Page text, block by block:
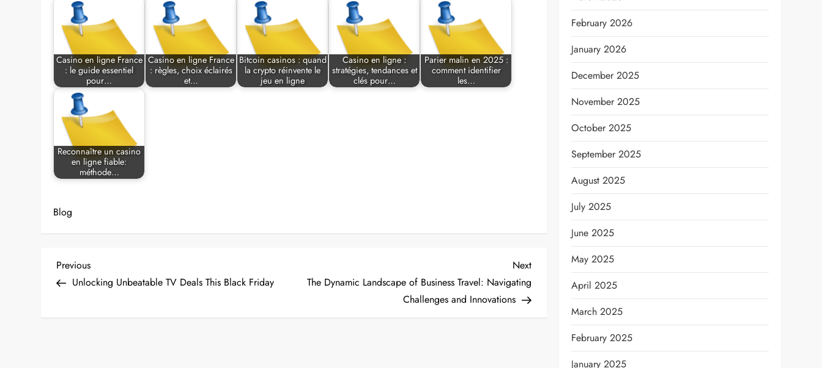
Casino en ligne France
: le guide essentiel
pour…
Casino en ligne France
: règles, choix éclairés
et…
Bitcoin casinos : quand
la crypto réinvente le
jeu en ligne
Casino en ligne :
stratégies, tendances et
clés pour…
Parier malin en 2025 :
comment identifier
les…
Reconnaître un casino
en ligne fiable:
méthode…
Blog
P
Previous
Post
Previous
Unlocking Unbeatable TV Deals This Black Friday
Next
Post
Next
The Dynamic Landscape of Business Travel: Navigating
Challenges and Innovations
February 2026
January 2026
December 2025
November 2025
October 2025
September 2025
August 2025
July 2025
June 2025
May 2025
April 2025
March 2025
February 2025
January 2025